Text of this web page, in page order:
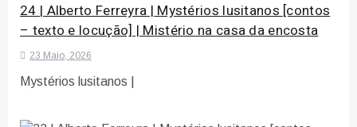
24 | Alberto Ferreyra | Mystérios lusitanos [contos
– texto e locução] | Mistério na casa da encosta
23 Maio, 2026
Mystérios lusitanos |